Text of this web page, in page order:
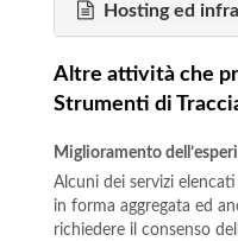
Hosting ed
Altre attività che
Strumenti di
Miglioramento
Alcuni dei servizi
in forma aggregata ed
richiedere il consenso